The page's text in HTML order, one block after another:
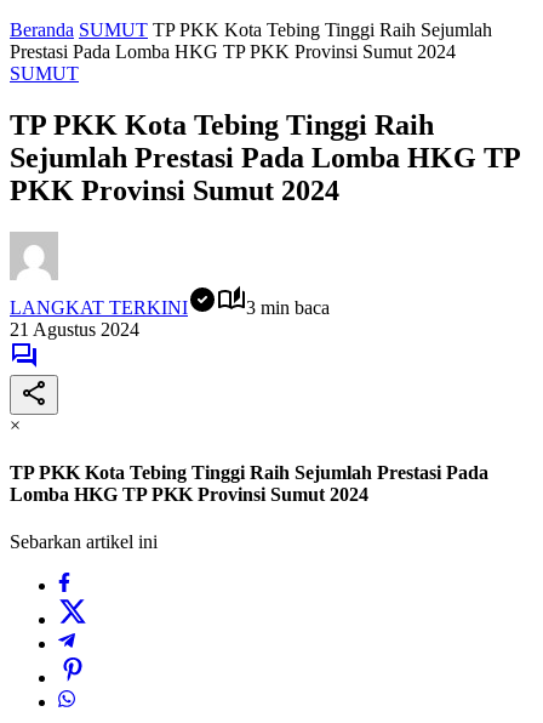
Beranda SUMUT TP PKK Kota Tebing Tinggi Raih Sejumlah
Prestasi Pada Lomba HKG TP PKK Provinsi Sumut 2024
SUMUT
TP PKK Kota Tebing Tinggi Raih
Sejumlah Prestasi Pada Lomba HKG TP
PKK Provinsi Sumut 2024
LANGKAT TERKINI
3 min baca
21 Agustus 2024
×
TP PKK Kota Tebing Tinggi Raih Sejumlah Prestasi Pada
Lomba HKG TP PKK Provinsi Sumut 2024
Sebarkan artikel ini